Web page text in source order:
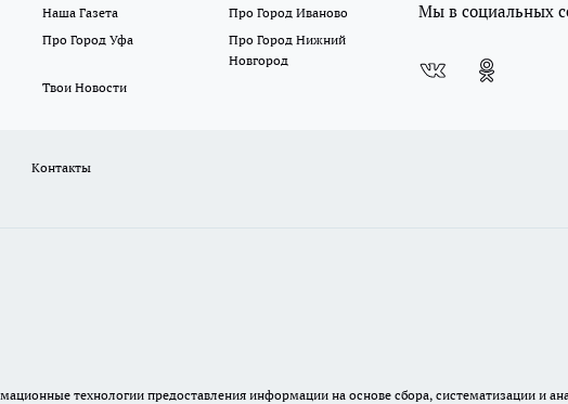
Наша Газета
Про Город Иваново
Про Город Уфа
Про Город Нижний
Новгород
Твои Новости
Мы в социальных
Контакты
технологии предоставления информации на основе сбора, систематизации и